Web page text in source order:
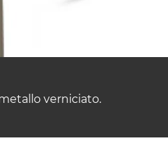
verniciato.